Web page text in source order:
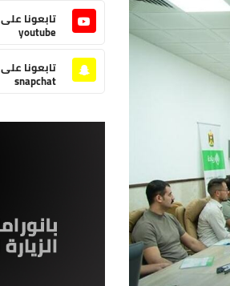
تابعونا على
youtube
تابعونا على
snapchat